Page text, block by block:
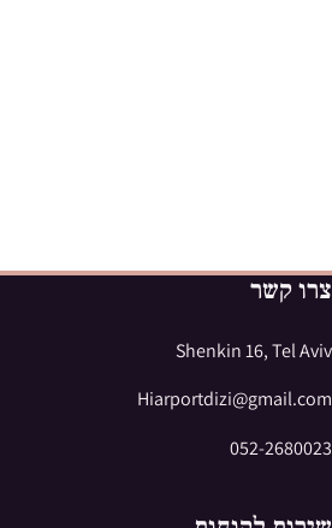
צרו קשר
Shenkin 16, Tel Aviv
Hiarportdizi@gmail.com
052-2680023